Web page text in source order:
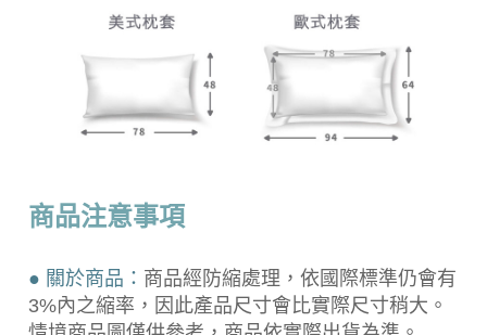
商品注意事項
● 關於商品： 商品經防縮處理，依國際標準仍會有
3%內之縮率，因此產品尺寸會比實際尺寸稍大。